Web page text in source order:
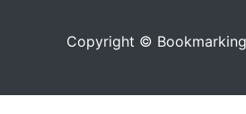
Copyright ©